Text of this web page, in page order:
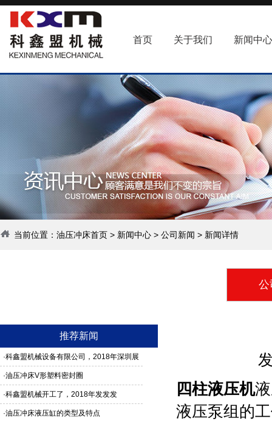
首页 关于我们 新闻中心
当前位置： 油压冲床首页 > 新闻中心 > 公司新闻 > 新闻详情
公
推荐新闻
·科鑫盟机械设备有限公司，2018年深圳展
馆3G24号，欢迎新老客户莅临参观
·油压冲床V形塑料密封圈
·科鑫盟机械开工了，2018年发发发
·油压冲床液压缸的类型及特点
四柱液压机
液压泵组的